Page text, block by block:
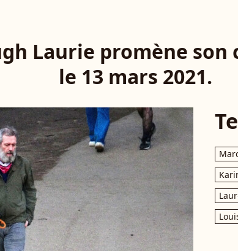
Laurie promène son
le 13 mars 2021.